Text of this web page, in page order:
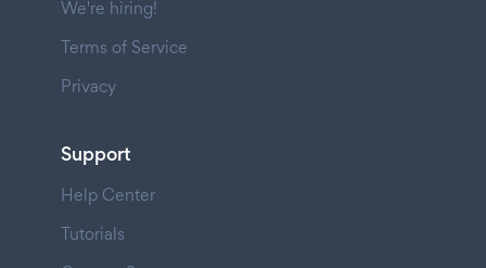
We're hiring!
Terms of Service
Privacy
Support
Help Center
Tutorials